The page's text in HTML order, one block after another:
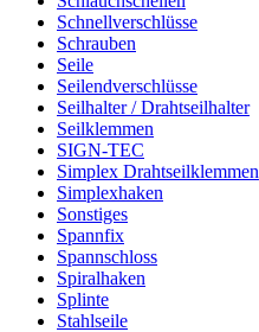
Schnellverschlüsse
Schrauben
Seile
Seilendverschlüsse
Seilhalter / Drahtseilhalter
Seilklemmen
SIGN-TEC
Simplex Drahtseilklemmen
Simplexhaken
Sonstiges
Spannfix
Spannschloss
Spiralhaken
Splinte
Stahlseile